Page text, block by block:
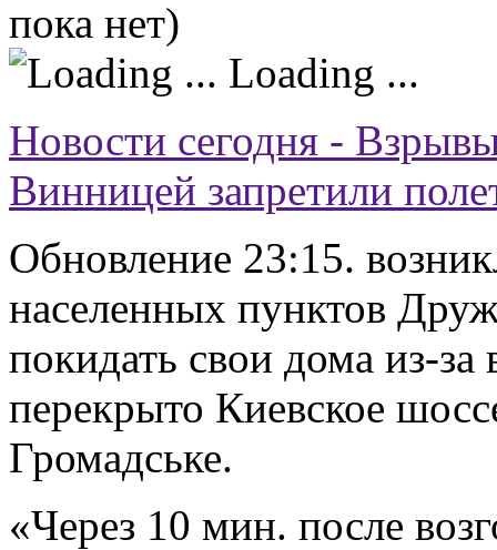
пока нет)
Loading ...
Новости сегодня -
Винницей запретили
Обновление 23:15.
населенных пунктов
покидать свои дома из-
перекрыто Киевское
Громадське.
«Через 10 мин. после